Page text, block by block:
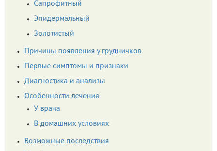
Сапрофитный
Эпидермальный
Золотистый
Причины появления у грудничков
Первые симптомы и признаки
Диагностика и анализы
Особенности лечения
У врача
В домашних условиях
Возможные последствия